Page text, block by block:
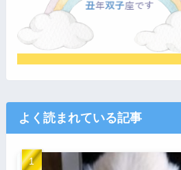
よく読まれている記事